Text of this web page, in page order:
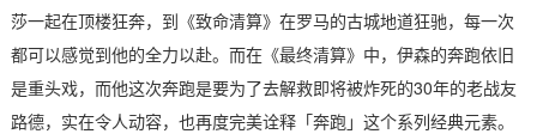
莎一起在顶楼狂奔，到《致命清算》在罗马的古城地道狂驰，每一次
都可以感觉到他的全力以赴。而在《最终清算》中，伊森的奔跑依旧
是重头戏，而他这次奔跑是要为了去解救即将被炸死的30年的老战友
路德，实在令人动容，也再度完美诠释「奔跑」这个系列经典元素。